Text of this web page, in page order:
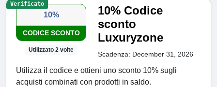
10%
CODICE SCONTO
Utilizzato 2 volte
10% Codice
sconto
Luxuryzone
Scadenza: December 31, 2026
Utilizza il codice e ottieni uno sconto 10% sugli
acquisti combinati con prodotti in saldo.
Verificato